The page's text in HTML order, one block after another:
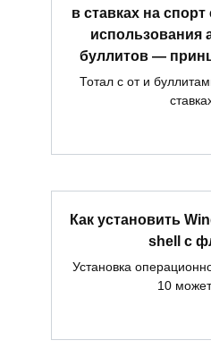
в ставках на
использования
буллитов —
Тотал с от и
Как установить
shell с
Установка
10